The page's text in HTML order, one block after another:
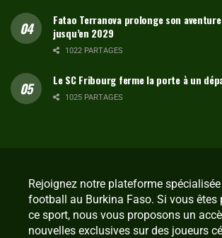
Fatao Terranova prolonge son aventure
jusqu’en 2029
1022 PARTAGES
Le SC Fribourg ferme la porte à un
1025 PARTAGES
Rejoignez notre plateforme
football au Burkina Faso. Si vous êtes
ce sport, nous vous proposons un
nouvelles exclusives sur des joueurs